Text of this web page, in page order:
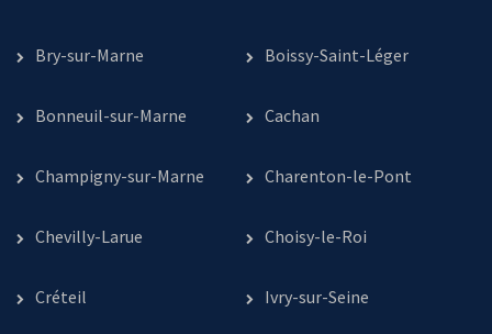
Bry-sur-Marne Boissy-Saint-Léger
Bonneuil-sur-Marne Cachan
Champigny-sur-Marne Charenton-le-Pont
Chevilly-Larue Choisy-le-Roi
Créteil Ivry-sur-Seine